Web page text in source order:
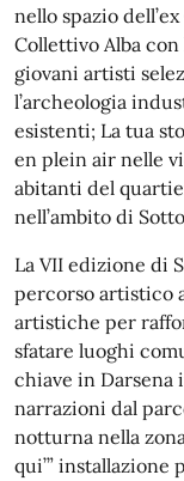
nello spazio
Collettivo Alba con
giovani artisti
l’archeologia
esistenti; La tua
en plein air nelle
abitanti del
nell’ambito di
La VII edizione di
percorso artistico
artistiche per
sfatare luoghi
chiave in Darsena
narrazioni dal
notturna nella
qui’” installazione